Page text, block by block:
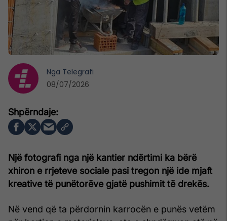
Një fotografi nga një kantier ndërtimi ka bërë
xhiron e rrjeteve sociale pasi tregon një ide mjaft
kreative të punëtorëve gjatë pushimit të drekës.
Në vend që ta përdornin karrocën e punës vetëm
Nga Telegrafi
08/07/2026